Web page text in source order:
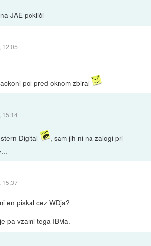
JAE pokliči
12:05
pol pred oknom zbiral
15:14
Digital
, sam jih ni na zalogi pri
15:37
en piskal cez WDja?
pa vzami tega IBMa.